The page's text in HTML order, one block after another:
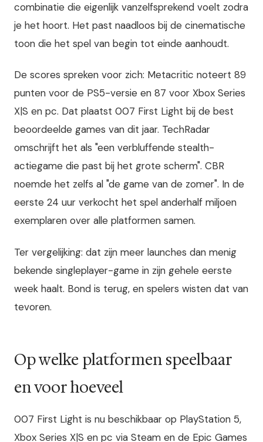
combinatie die eigenlijk vanzelfsprekend voelt zodra
je het hoort. Het past naadloos bij de cinematische
toon die het spel van begin tot einde aanhoudt.
De scores spreken voor zich: Metacritic noteert 89
punten voor de PS5-versie en 87 voor Xbox Series
X|S en pc. Dat plaatst 007 First Light bij de best
beoordeelde games van dit jaar. TechRadar
omschrijft het als "een verbluffende stealth-
actiegame die past bij het grote scherm". CBR
noemde het zelfs al "de game van de zomer". In de
eerste 24 uur verkocht het spel anderhalf miljoen
exemplaren over alle platformen samen.
Ter vergelijking: dat zijn meer launches dan menig
bekende singleplayer-game in zijn gehele eerste
week haalt. Bond is terug, en spelers wisten dat van
tevoren.
Op welke platformen speelbaar
en voor hoeveel
007 First Light is nu beschikbaar op PlayStation 5,
Xbox Series X|S en pc via Steam en de Epic Games